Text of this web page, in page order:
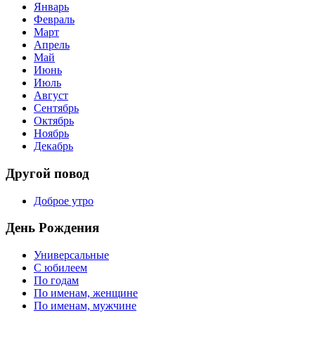
Январь
Февраль
Март
Апрель
Май
Июнь
Июль
Август
Сентябрь
Октябрь
Ноябрь
Декабрь
Другой повод
Доброе утро
День Рождения
Универсальные
С юбилеем
По годам
По именам, женщине
По именам, мужчине